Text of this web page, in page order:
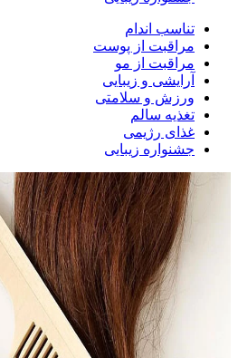
تناسب اندام
مراقبت از پوست
مراقبت از مو
آرایشی و زیبایی
ورزش و سلامتی
تغذیه سالم
غذای رژیمی
جشنواره زیبایی